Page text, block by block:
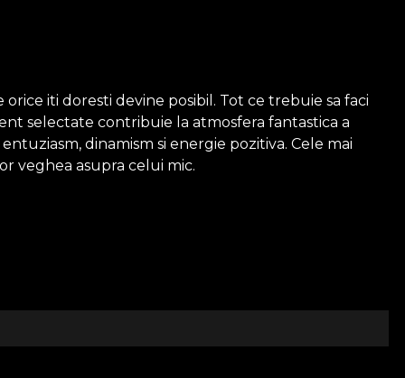
iti doresti devine posibil. Tot ce trebuie sa faci
selectate contribuie la atmosfera fantastica a
dinamism si energie pozitiva. Cele mai
veghea asupra celui mic.